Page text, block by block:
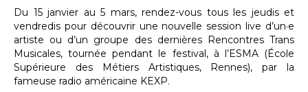
Du 15 janvier au 5 mars, rendez-vous tous les jeudis et
vendredis pour découvrir une nouvelle session live d’un·e
artiste ou d’un groupe des dernières Rencontres Trans
Musicales, tournée pendant le festival, à l’ESMA (École
Supérieure des Métiers Artistiques, Rennes), par la
fameuse radio américaine KEXP.